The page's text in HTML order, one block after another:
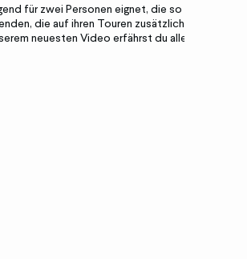
für zwei Personen eignet, die so
die auf ihren Touren zusätzlichen
neuesten Video erfährst du alles